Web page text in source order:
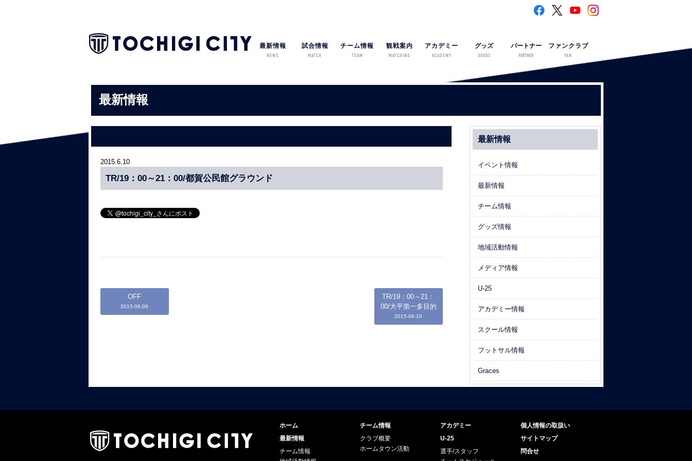
最新情報
NEWS
試合情報
MATCH
チーム情報
TEAM
観戦案内
WATCHING
アカデミー
ACADEMY
グッズ
GOODS
パートナー
PARTNER
ファンクラブ
FAN
最新情報
2015.6.10
TR/19：00～21：00/都賀公民館グラウンド
OFF
2015-06-08
TR/19：00～21：
00/大平第一多目的
2015-06-10
最新情報
イベント情報
最新情報
チーム情報
グッズ情報
地域活動情報
メディア情報
U-25
アカデミー情報
スクール情報
フットサル情報
Graces
ホーム
最新情報
チーム情報
チーム情報
クラブ概要
ホームタウン活動
アカデミー
U-25
選手/スタッフ
個人情報の取扱い
サイトマップ
問合せ